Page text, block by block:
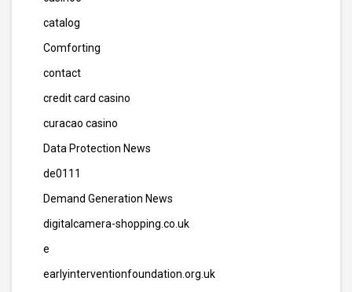
catalog
Comforting
contact
credit card casino
curacao casino
Data Protection News
de0111
Demand Generation News
digitalcamera-shopping.co.uk
e
earlyinterventionfoundation.org.uk